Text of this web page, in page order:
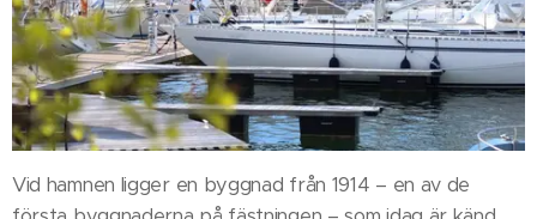
Vid hamnen ligger en byggnad från 1914 – en av de